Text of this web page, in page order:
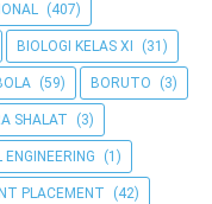
(407)
BIOLOGI KELAS XI (31)
(59) BORUTO (3)
SHALAT (3)
ENGINEERING (1)
PLACEMENT (42)